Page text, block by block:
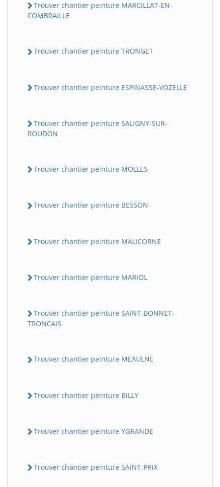
Trouver chantier peinture MARCiLLAT-EN-
COMBRAiLLE
Trouver chantier peinture TRONGET
Trouver chantier peinture ESPiNASSE-VOZELLE
Trouver chantier peinture SALiGNY-SUR-
ROUDON
Trouver chantier peinture MOLLES
Trouver chantier peinture BESSON
Trouver chantier peinture MALiCORNE
Trouver chantier peinture MARiOL
Trouver chantier peinture SAiNT-BONNET-
TRONCAiS
Trouver chantier peinture MEAULNE
Trouver chantier peinture BiLLY
Trouver chantier peinture YGRANDE
Trouver chantier peinture SAiNT-PRiX